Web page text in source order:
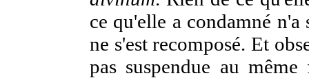
ce qu'elle a condamné
ne s'est recomposé. Et
pas suspendue au